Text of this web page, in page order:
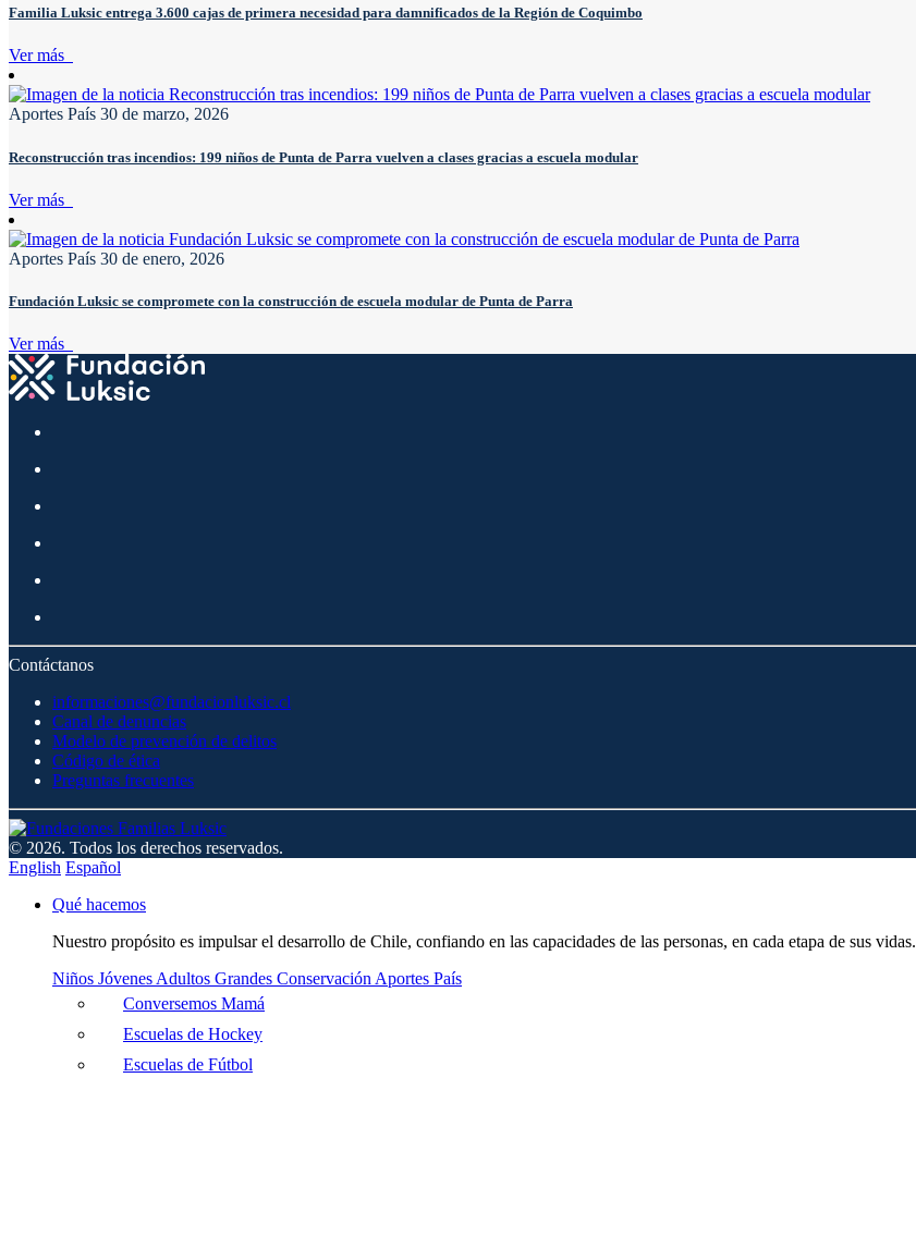
Familia Luksic entrega 3.600 cajas de primera necesidad para damnificados de la Región de Coquimbo
Ver más
Aportes País 30 de marzo, 2026
Reconstrucción tras incendios: 199 niños de Punta de Parra vuelven a clases gracias a escuela modular
Ver más
Aportes País 30 de enero, 2026
Fundación Luksic se compromete con la construcción de escuela modular de Punta de Parra
Ver más
Contáctanos
informaciones@fundacionluksic.cl
Canal de denuncias
Modelo de prevención de delitos
Código de ética
Preguntas frecuentes
© 2026. Todos los derechos reservados.
English Español
Qué hacemos
Nuestro propósito es impulsar el desarrollo de Chile, confiando en las capacidades de las personas, en cada etapa de sus vidas.
Niños Jóvenes Adultos Grandes Conservación Aportes País
Conversemos Mamá
Escuelas de Hockey
Escuelas de Fútbol